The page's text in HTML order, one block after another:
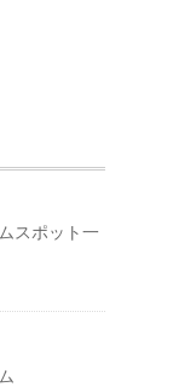
スポット一